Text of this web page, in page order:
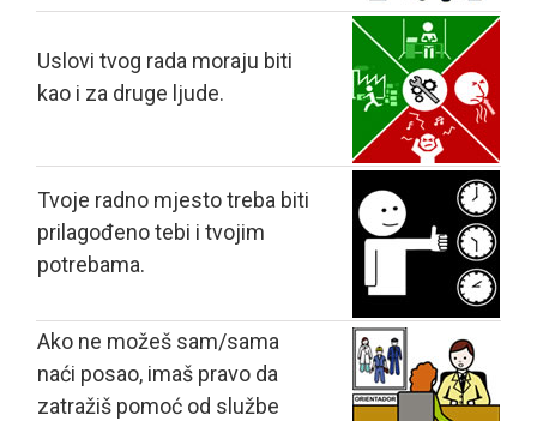
Uslovi tvog rada moraju biti
kao i za druge ljude.
Tvoje radno mjesto treba biti
prilagođeno tebi i tvojim
potrebama.
Ako ne možeš sam/sama
naći posao, imaš pravo da
zatražiš pomoć od službe